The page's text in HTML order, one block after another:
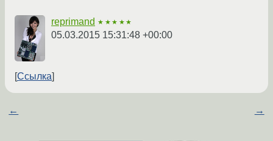
reprimand ★★★★★
05.03.2015 15:31:48 +00:00
Ссылка
← →